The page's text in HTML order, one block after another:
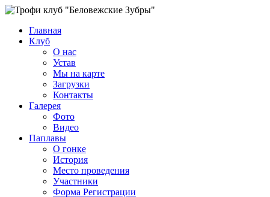
Главная
Клуб
О нас
Устав
Мы на карте
Загрузки
Контакты
Галерея
Фото
Видео
Паплавы
О гонке
История
Место проведения
Участники
Форма Регистрации